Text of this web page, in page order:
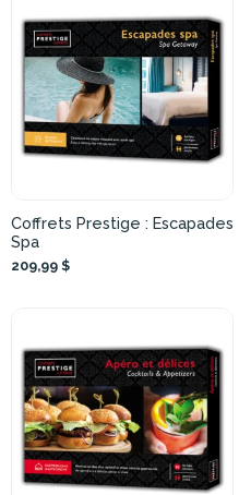
Coffrets Prestige : Escapades
Spa
209,99 $